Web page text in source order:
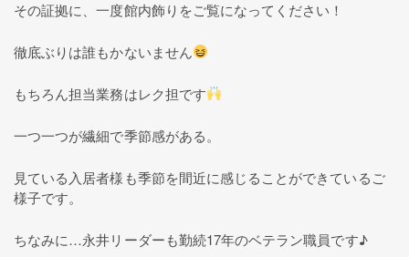
その証拠に、一度館内飾りをご覧になってください！
徹底ぶりは誰もかないません
もちろん担当業務はレク担です
一つ一つが繊細で季節感がある。
見ている入居者様も季節を間近に感じることができているご
様子です。
ちなみに…永井リーダーも勤続17年のベテラン職員です♪